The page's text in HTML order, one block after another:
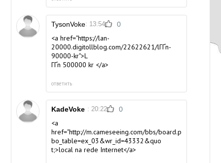
TysonVoke: 13:54 0
<a href="https://lan-
20000.digitollblog.com/22622621/lГҐn-
90000-kr">L
ГҐn 500000 kr </a>
ответить
KadeVoke : 20:22 0
<a
href="http://m.cameseeing.com/bbs/board.php?
bo_table=ex_03&wr_id=43332&quo
t;>local na rede Internet</a>